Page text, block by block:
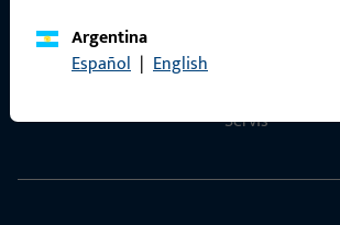
Argentina
Español | English
ProPoint servisni portal
Servis